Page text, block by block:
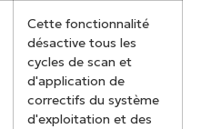
Cette fonctionnalité
désactive tous les
cycles de scan et
d'application de
correctifs du système
d'exploitation et des